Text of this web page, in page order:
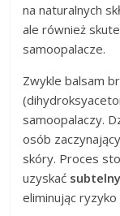
na naturalnych
ale również
samoopalacze.
Zwykle balsam
samoopalaczy.
osób
skóry. Proces
uzyskać
eliminując